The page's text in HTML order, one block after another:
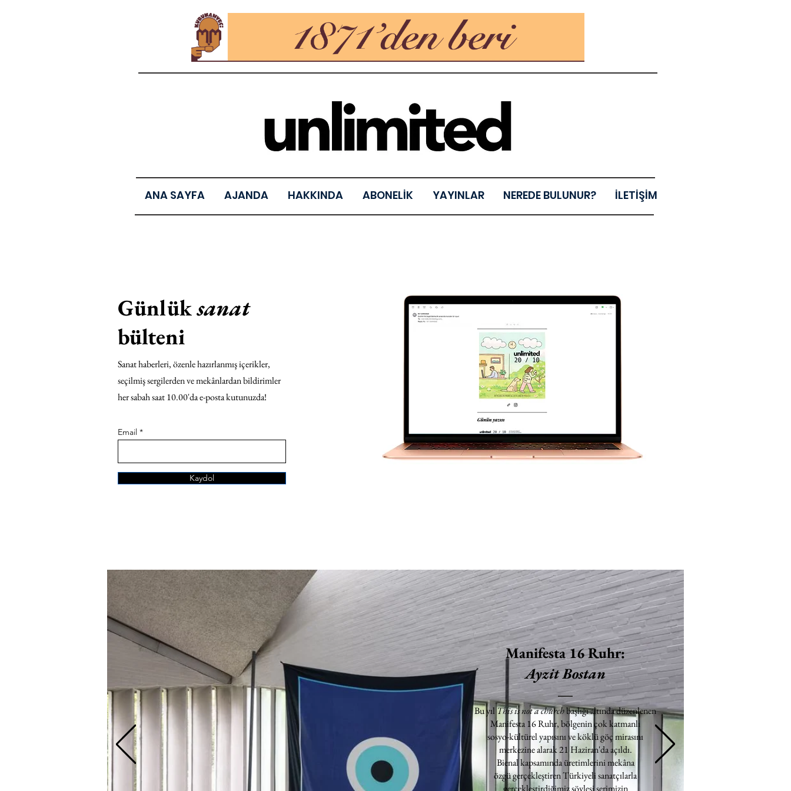
ANA SAYFA AJANDA HAKKINDA ABONELİK YAYINLAR NEREDE BULUNUR? İLETİŞİM
Günlüksanat
bülteni
Sanat haberleri, özenle hazırlanmış içerikler,
seçilmiş sergilerden ve mekânlardan bildirimler
her sabah saat 10.00'da e-posta kutunuzda!
Email
Kaydol
Manifesta 16 Ruhr:
Ayzit Bostan
Bu yılThis is not a churchbaşlığı altında düzenlenen
Manifesta 16 Ruhr, bölgenin çok katmanlı
sosyo-kültürel yapısını ve köklü göç mirasını
merkezine alarak 21 Haziran'da açıldı.
Bienal kapsamında üretimlerini mekâna
özgü gerçekleştiren Türkiyeli sanatçılarla
gerçekleştirdiğimiz söyleşi serimizin